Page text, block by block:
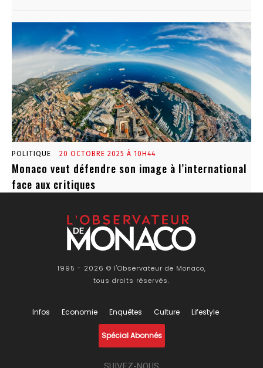
POLITIQUE 20 OCTOBRE 2025 À 10H44
Monaco veut défendre son image à l’international
face aux critiques
1995 - 2026 © l'Observateur de Monaco,
tous droits réservés.
Infos Economie Enquêtes Culture Lifestyle
Spécial Abonnés